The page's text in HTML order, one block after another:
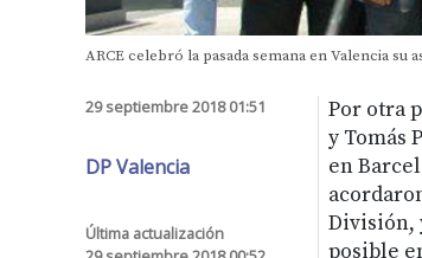
ARCE celebró la pasada semana en Valencia su
29 septiembre 2018 01:51
DP Valencia
Última actualización
Por otra
y Tomás
en
División,
posible